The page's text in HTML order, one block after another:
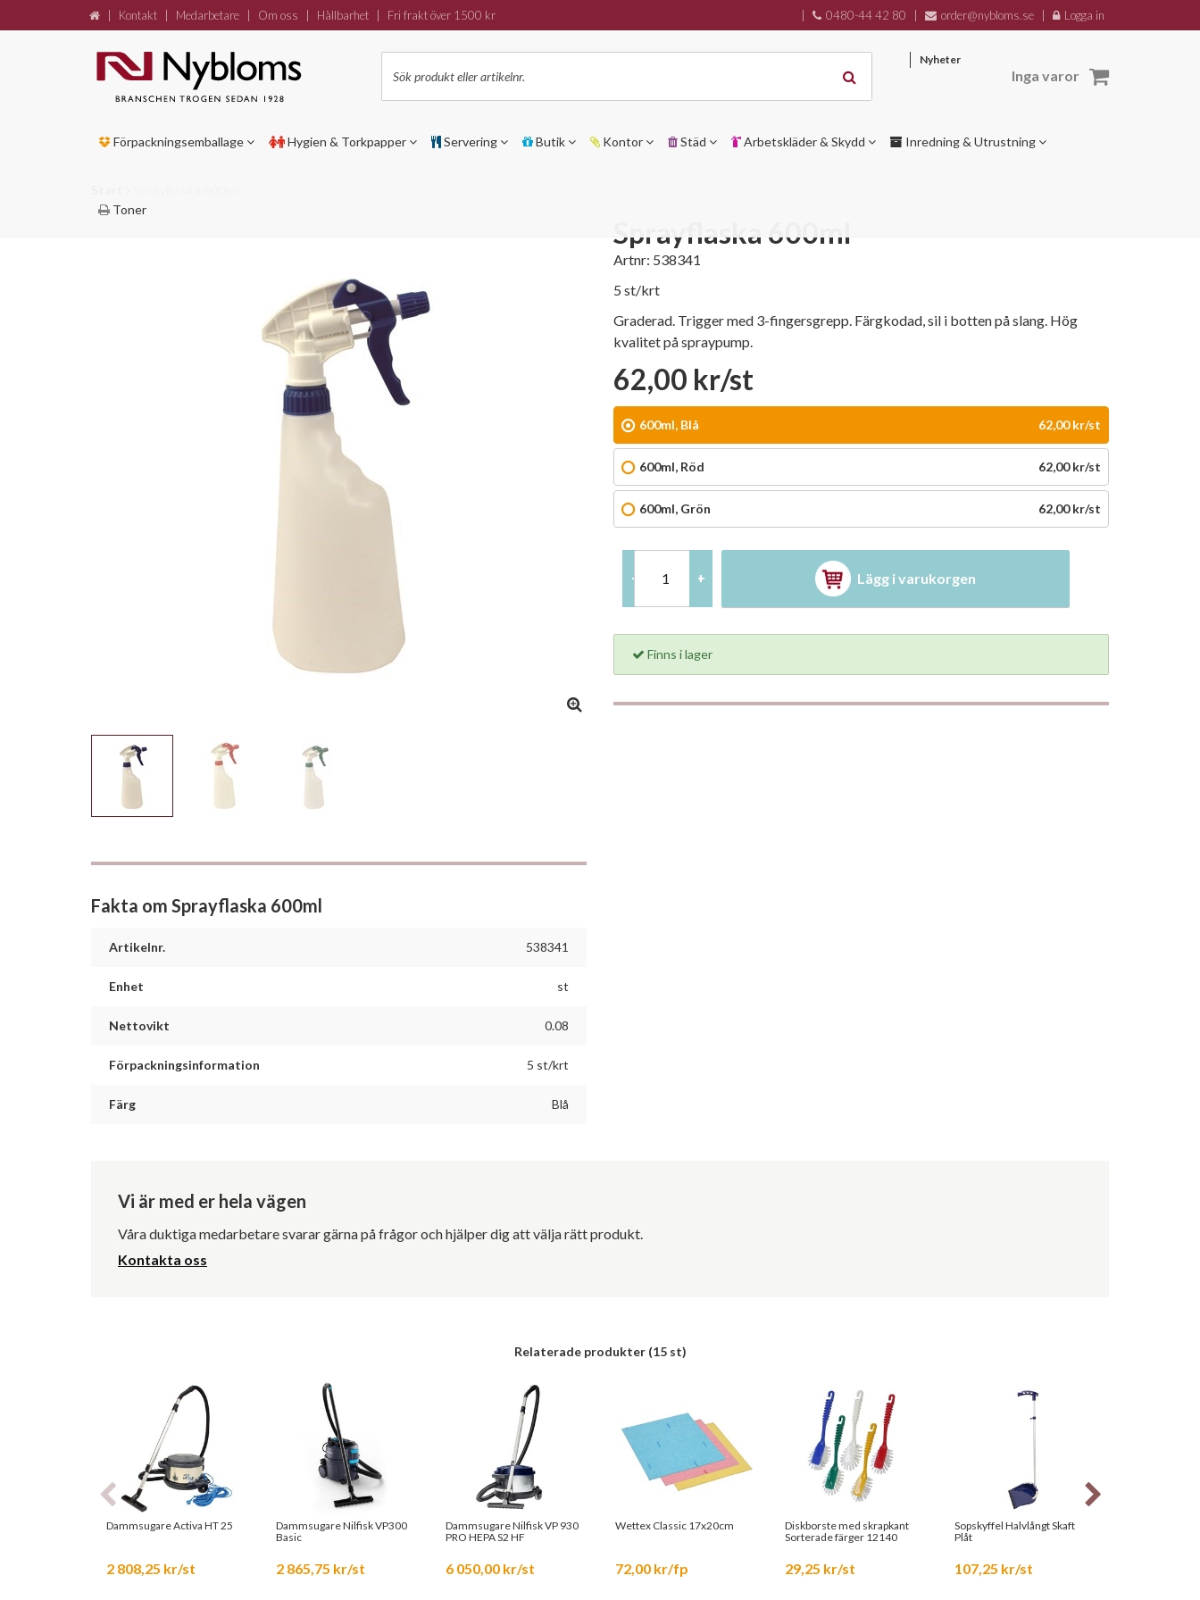
Fakta om Sprayflaska 600ml
Artikelnr. 538341
Enhet st
Nettovikt 0.08
Förpackningsinformation 5 st/krt
Färg Blå
Sprayflaska 600ml
Artnr: 538341
5 st/krt
Graderad. Trigger med 3-fingersgrepp. Färgkodad, sil i botten på slang. Hög
kvalitet på spraypump.
62,00 kr/st
600ml, Blå 62,00 kr/st
600ml, Röd 62,00 kr/st
600ml, Grön 62,00 kr/st
- + Lägg i varukorgen
Finns i lager
Vi är med er hela vägen
Våra duktiga medarbetare svarar gärna på frågor och hjälper dig att välja rätt produkt.
Kontakta oss
Relaterade produkter (15 st)
Dammsugare Activa HT 25
2 808,25 kr/st
Dammsugare Nilfisk VP300
Basic
2 865,75 kr/st
Dammsugare Nilfisk VP 930
PRO HEPA S2 HF
6 050,00 kr/st
Wettex Classic 17x20cm
72,00 kr/fp
Diskborste med skrapkant
Sorterade färger 12140
29,25 kr/st
Sopskyffel Halvlångt Skaft
Plåt
107,25 kr/st
Kontakt Medarbetare Om oss Hållbarhet Fri frakt över 1500 kr 0480-44 42 80 order@nybloms.se Logga in
Nyheter
Inga varor
Förpackningsemballage Hygien & Torkpapper Servering Butik Kontor Städ Arbetskläder & Skydd Inredning & Utrustning
Toner